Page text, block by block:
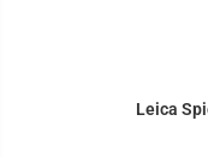
Leica